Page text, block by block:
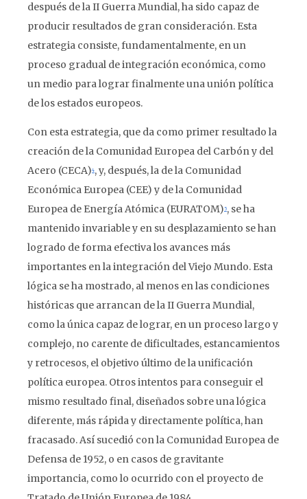
después de la II Guerra Mundial, ha sido capaz de
producir resultados de gran consideración. Esta
estrategia consiste, fundamentalmente, en un
proceso gradual de integración económica, como
un medio para lograr finalmente una unión política
de los estados europeos.
Con esta estrategia, que da como primer resultado la
creación de la Comunidad Europea del Carbón y del
Acero (CECA)4, y, después, la de la Comunidad
Económica Europea (CEE) y de la Comunidad
Europea de Energía Atómica (EURATOM) 5, se ha
mantenido invariable y en su desplazamiento se han
logrado de forma efectiva los avances más
importantes en la integración del Viejo Mundo. Esta
lógica se ha mostrado, al menos en las condiciones
históricas que arrancan de la II Guerra Mundial,
como la única capaz de lograr, en un proceso largo y
complejo, no carente de dificultades, estancamientos
y retrocesos, el objetivo último de la unificación
política europea. Otros intentos para conseguir el
mismo resultado final, diseñados sobre una lógica
diferente, más rápida y directamente política, han
fracasado. Así sucedió con la Comunidad Europea de
Defensa de 1952, o en casos de gravitante
importancia, como lo ocurrido con el proyecto de